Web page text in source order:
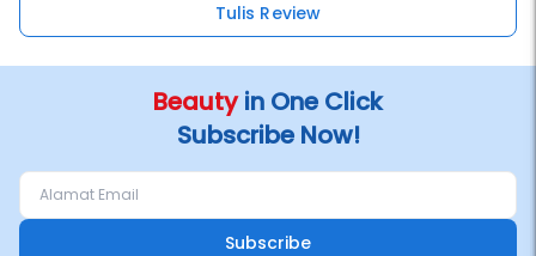
Tulis Review
Beautyin One Click
Subscribe Now!
Subscribe